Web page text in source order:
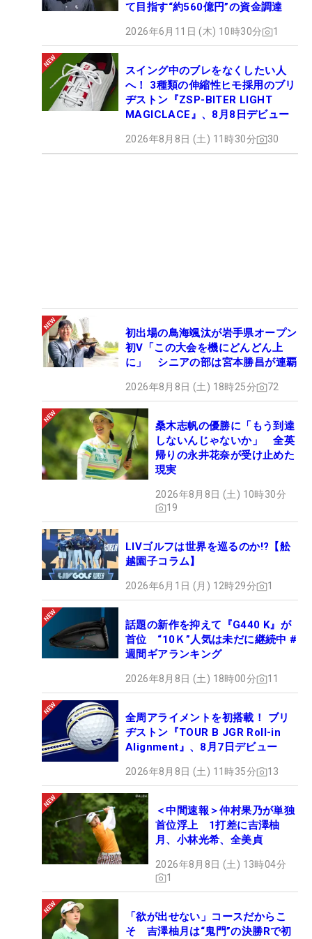
て目指す“約560億円”の資金調達
2026年6月11日 (木) 10時30分 1
スイング中のブレをなくしたい人
へ！ 3種類の伸縮性ヒモ採用のブリ
ヂストン『ZSP-BITER LIGHT
MAGICLACE』、8月8日デビュー
2026年8月8日 (土) 11時30分 30
初出場の鳥海颯汰が岩手県オープン
初V「この大会を機にどんどん上
に」 シニアの部は宮本勝昌が連覇
2026年8月8日 (土) 18時25分 72
桑木志帆の優勝に「もう到達
しないんじゃないか」 全英
帰りの永井花奈が受け止めた
現実
2026年8月8日 (土) 10時30分
19
LIVゴルフは世界を巡るのか!?【舩
越園子コラム】
2026年6月1日 (月) 12時29分 1
話題の新作を抑えて『G440 K』が
首位 “10Ｋ”人気は未だに継続中 #
週間ギアランキング
2026年8月8日 (土) 18時00分 11
全周アライメントを初搭載！ ブリ
ヂストン『TOUR B JGR Roll-in
Alignment』、8月7日デビュー
2026年8月8日 (土) 11時35分 13
＜中間速報＞仲村果乃が単独
首位浮上 1打差に吉澤柚
月、小林光希、全美貞
2026年8月8日 (土) 13時04分
1
「欲が出せない」コースだからこ
そ 吉澤柚月は“鬼門”の決勝Rで初